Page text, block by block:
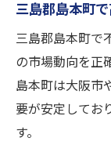
三島郡島本町
三島郡島本町で
の市場動向を正
島本町は大阪市
要が安定してお
す。